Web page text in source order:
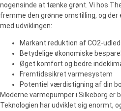
nogensinde at tænke grønt. Vi hos
fremme den grønne omstilling, og
med udviklingen:
Markant reduktion af CO2-
Betydelige økonomiske
Øget komfort og bedre
Fremtidssikret varmesystem
Potentiel værdistigning af din
Moderne varmepumper i Silkeborg
Teknologien har udviklet sig enormt,